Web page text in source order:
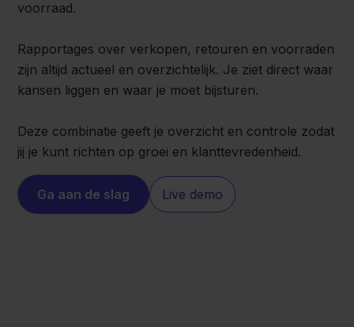
voorraad.
Rapportages over verkopen, retouren en voorraden
zijn altijd actueel en overzichtelijk. Je ziet direct waar
kansen liggen en waar je moet bijsturen.
Deze combinatie geeft je overzicht en controle zodat
jij je kunt richten op groei en klanttevredenheid.
Ga aan de slag Live demo